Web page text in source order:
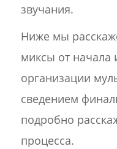
звучания.
Ниже мы
миксы от начала
организации
сведением
подробно
процесса.